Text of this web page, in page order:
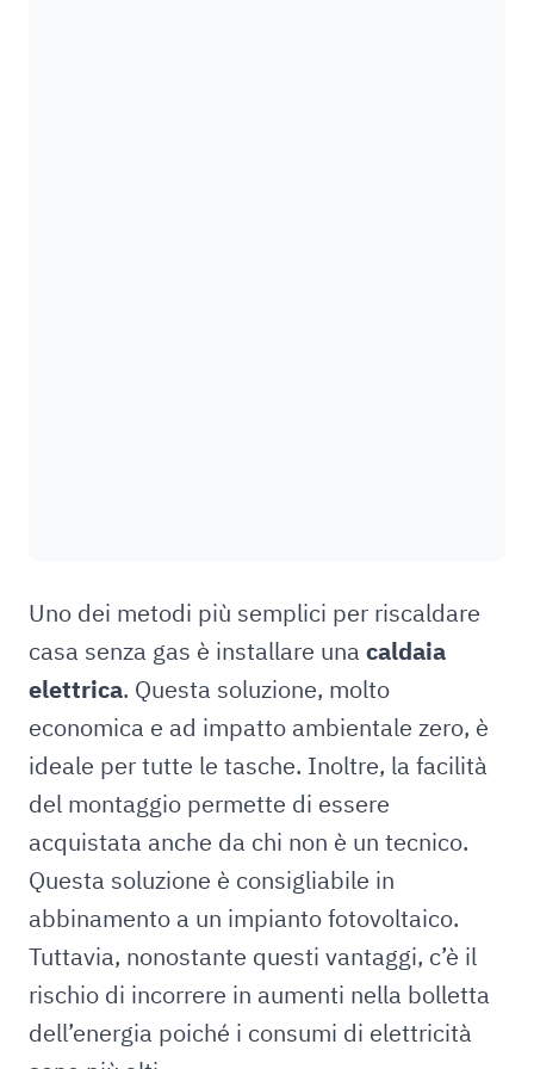
Uno dei metodi più semplici per riscaldare
casa senza gas è installare una caldaia
elettrica. Questa soluzione, molto
economica e ad impatto ambientale zero, è
ideale per tutte le tasche. Inoltre, la facilità
del montaggio permette di essere
acquistata anche da chi non è un tecnico.
Questa soluzione è consigliabile in
abbinamento a un impianto fotovoltaico.
Tuttavia, nonostante questi vantaggi, c’è il
rischio di incorrere in aumenti nella bolletta
dell’energia poiché i consumi di elettricità